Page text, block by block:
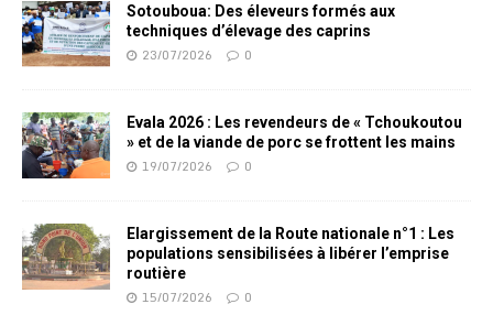
Sotouboua: Des éleveurs formés aux
techniques d’élevage des caprins
23/07/2026 0
Evala 2026 : Les revendeurs de « Tchoukoutou
» et de la viande de porc se frottent les mains
19/07/2026 0
Elargissement de la Route nationale n°1 : Les
populations sensibilisées à libérer l’emprise
routière
15/07/2026 0